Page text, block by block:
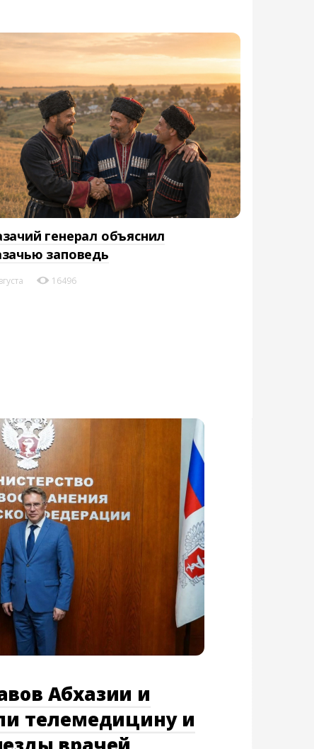
генерал объяснил
заповедь
16496
Абхазии и
телемедицину и